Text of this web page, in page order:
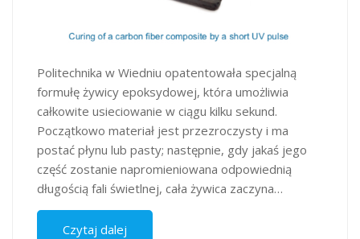
Politechnika w Wiedniu opatentowała specjalną
formułę żywicy epoksydowej, która umożliwia
całkowite usieciowanie w ciągu kilku sekund.
Początkowo materiał jest przezroczysty i ma
postać płynu lub pasty; następnie, gdy jakaś jego
część zostanie napromieniowana odpowiednią
długością fali świetlnej, cała żywica zaczyna…
Czytaj dalej